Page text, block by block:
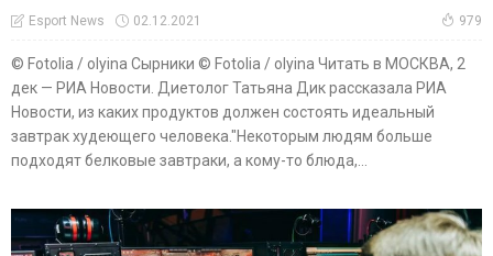
Esport News 02.12.2021 979
© Fotolia / olyina Сырники © Fotolia / olyina Читать в МОСКВА, 2
дек — РИА Новости. Диетолог Татьяна Дик рассказала РИА
Новости, из каких продуктов должен состоять идеальный
завтрак худеющего человека."Некоторым людям больше
подходят белковые завтраки, а кому-то блюда,...